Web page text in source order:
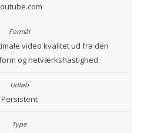
video kvalitet ud fra den
og netværkshastighed.
Persistent